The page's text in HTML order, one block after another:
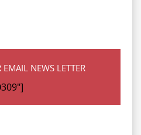
NEWS LETTER